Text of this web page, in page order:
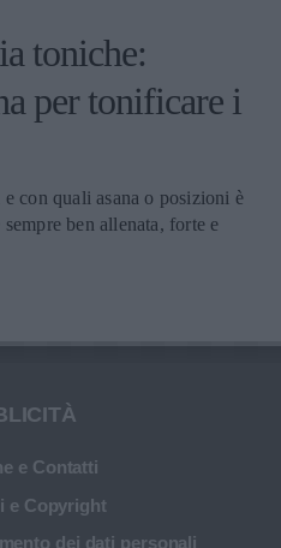
toniche:
per tonificare i
con quali asana o posizioni è
ben allenata, forte e
e Contatti
e Copyright
dei dati personali